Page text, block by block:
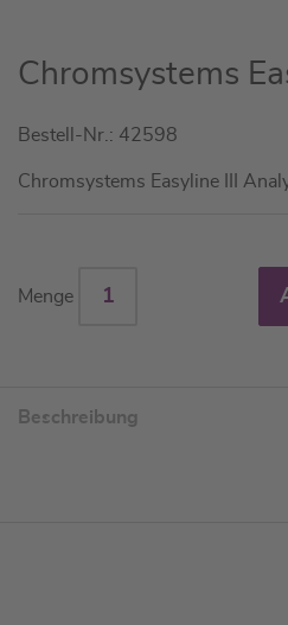
Zum
Anfang
Bildgalerie
springen
Chromsystems
Bestell-Nr.: 42598
Chromsystems Easyline III
Menge
Beschreibung